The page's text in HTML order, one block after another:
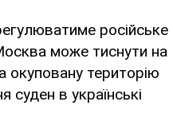
російське
може тиснути на
окуповану територію
суден в українські